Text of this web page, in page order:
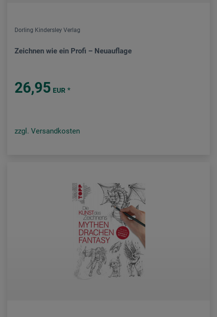
Dorling Kindersley Verlag
Zeichnen wie ein Profi – Neuauflage
26,95 EUR *
zzgl. Versandkosten